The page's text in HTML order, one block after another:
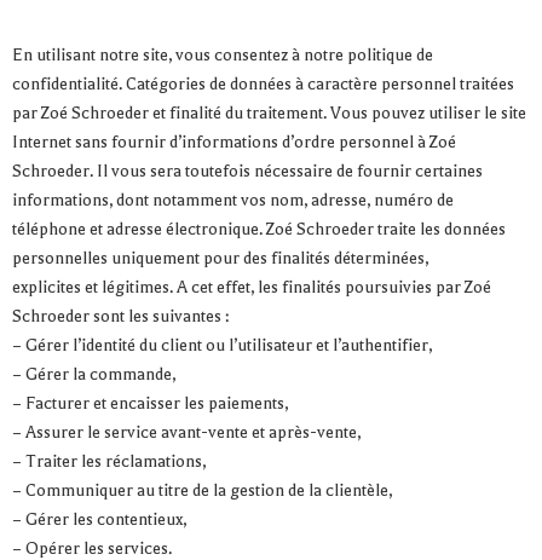
En utilisant notre site, vous consentez à notre politique de
confidentialité. Catégories de données à caractère personnel traitées
par Zoé Schroeder et finalité du traitement. Vous pouvez utiliser le site
Internet sans fournir d’informations d’ordre personnel à Zoé
Schroeder. Il vous sera toutefois nécessaire de fournir certaines
informations, dont notamment vos nom, adresse, numéro de
téléphone et adresse électronique. Zoé Schroeder traite les données
personnelles uniquement pour des finalités déterminées,
explicites et légitimes. A cet effet, les finalités poursuivies par Zoé
Schroeder sont les suivantes :
– Gérer l’identité du client ou l’utilisateur et l’authentifier,
– Gérer la commande,
– Facturer et encaisser les paiements,
– Assurer le service avant-vente et après-vente,
– Traiter les réclamations,
– Communiquer au titre de la gestion de la clientèle,
– Gérer les contentieux,
– Opérer les services.